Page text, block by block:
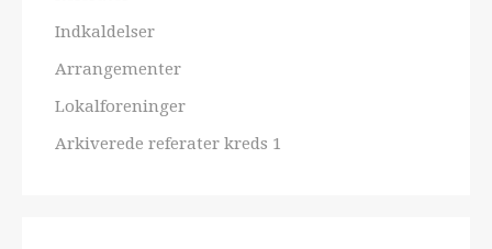
Indkaldelser
Arrangementer
Lokalforeninger
Arkiverede referater kreds 1